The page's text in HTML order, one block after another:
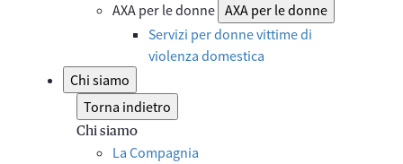
AXA per le donne AXA per le donne
Servizi per donne vittime di
violenza domestica
Chi siamo
Torna indietro
Chi siamo
La Compagnia